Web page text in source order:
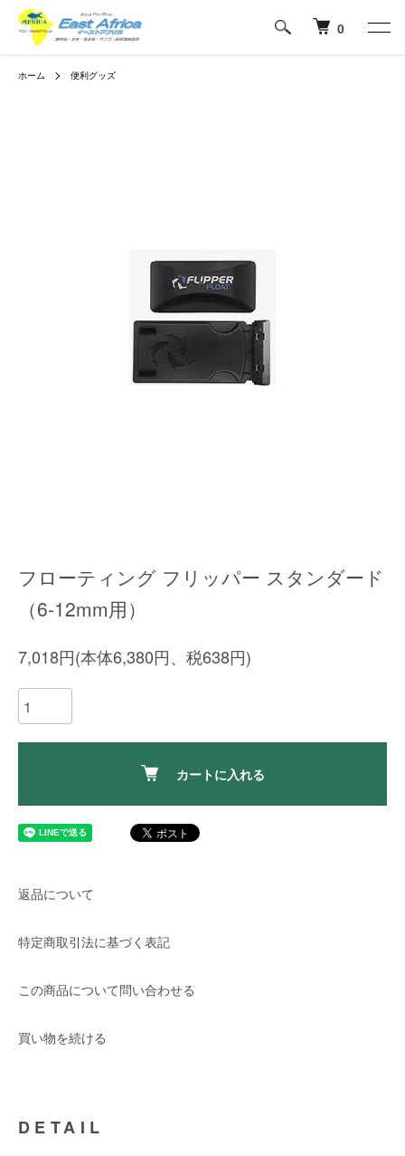
0
ホーム 便利グッズ
フローティング フリッパー スタンダード
（6-12mm用）
7,018円(本体6,380円、税638円)
カートに入れる
返品について
特定商取引法に基づく表記
この商品について問い合わせる
買い物を続ける
DETAIL